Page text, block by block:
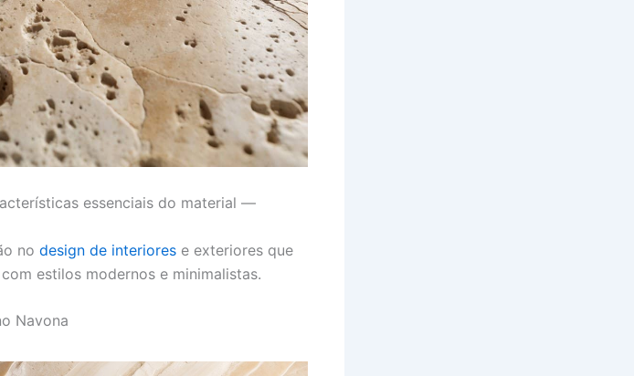
essenciais do material —
no design de interiores e exteriores que
estilos modernos e minimalistas.
Navona